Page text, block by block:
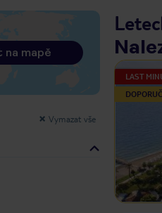
mapě
Vymazat vše
LAST